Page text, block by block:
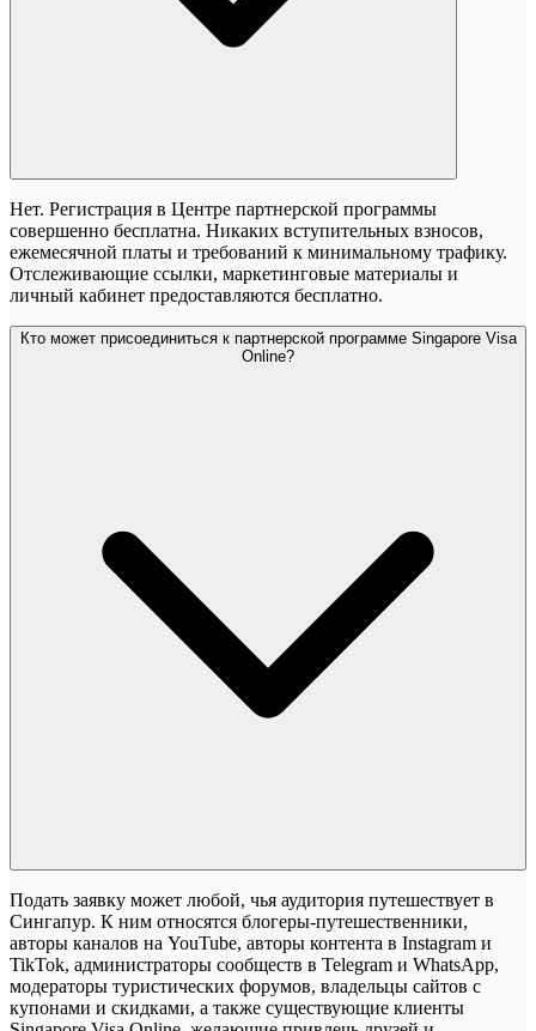
Нет. Регистрация в Центре партнерской программы
совершенно бесплатна. Никаких вступительных взносов,
ежемесячной платы и требований к минимальному трафику.
Отслеживающие ссылки, маркетинговые материалы и
личный кабинет предоставляются бесплатно.
Кто может присоединиться к партнерской программе Singapore Visa
Online?
Подать заявку может любой, чья аудитория путешествует в
Сингапур. К ним относятся блогеры-путешественники,
авторы каналов на YouTube, авторы контента в Instagram и
TikTok, администраторы сообществ в Telegram и WhatsApp,
модераторы туристических форумов, владельцы сайтов с
купонами и скидками, а также существующие клиенты